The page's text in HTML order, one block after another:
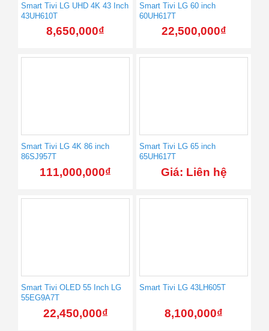
Smart Tivi LG UHD 4K 43 Inch
43UH610T
8,650,000₫
Smart Tivi LG 60 inch
60UH617T
22,500,000₫
Smart Tivi LG 4K 86 inch
86SJ957T
111,000,000₫
Smart Tivi LG 65 inch
65UH617T
Giá: Liên hệ
Smart Tivi OLED 55 Inch LG
55EG9A7T
22,450,000₫
Smart Tivi LG 43LH605T
8,100,000₫